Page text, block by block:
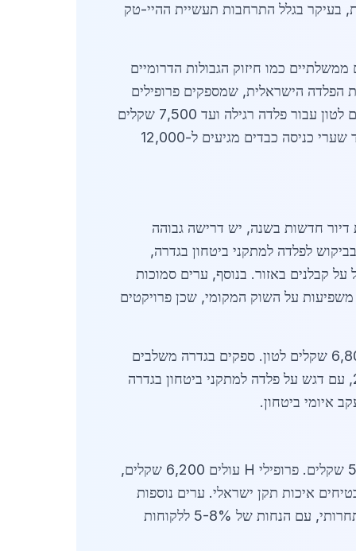
ביטחון בגדרה גדל ב-18% בהשוואה לשנה קודמת, בעיקר בגלל התרחבות תעשיית ההיי-טק
כמו חיזוק הגבולות הדרומיים
הפלדה הישראלית, שמספקים פרופילים
גלריים, צינורות ופלטות פלדה עמידות בפני חדירה. מחירי הפלדה למתקני ביטחון בגדרה נעים בין 4,200 שקלים לטון עבור פלדה רגילה ועד 7,500 שקלים
לטון עבור פלדה מחוזקת עם ציפוי גלוון. לדוגמה, גדרות פלדה סטנדרטיות עולות כ-350 שקלים למטר רץ, בעוד שערי כניסה כבדים מגיעים ל-12,000
בגדרה מונע מפרויקטי בנייה ציבוריים ופרטיים. בעיר, שבה יש כ-10,000 יחידות דיור חדשות בשנה, יש דרישה גבוהה
אבטחה לשכונות מגורים ולמתקנים תעשייים. הסקירה הכלכלית ל-2026 מצביעה על עלייה של 22% בביקוש לפלדה למתקני ביטחון בגדרה,
מקומיים מציעים אספקה מהירה תוך 48 שעות, מה שמקל על קבלנים באזור. בנוסף, ערים סמוכות
על השוק המקומי, שכן פרויקטים
התפתחויות טכנולוגיות כוללות פלדה עם תוספי אלומיניום לשיפור העמידות בפני קורוזיה, שמחירה עומד על 6,800 שקלים לטון. ספקים בגדרה משלבים
ומציעים הנחות לפרויקטים גדולים. השוק צפוי לצמוח ב-15% נוספים עד סוף 2026, עם דגש על פלדה למתקני ביטחון בגדרה
מחירי הפלדה בשנת 2026 בגדרה יציבים יחסית, עם פלדה שחורה ב-4,500 שקלים לטון ופלדה גלוון ב-5,900 שקלים. פרופילי H עולים 6,200 שקלים,
איכות תקן ישראלי. ערים נוספות
משתפות פעולה עם ספקי גדרה. השוק תחרותי, עם הנחות של 5-8% ללקוחות